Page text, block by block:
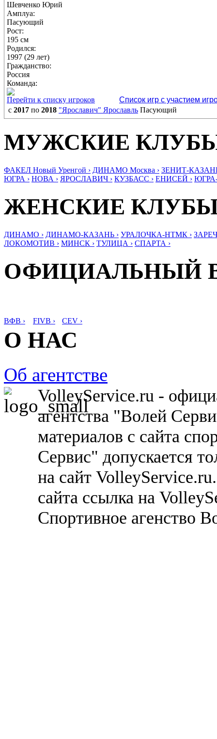
Шевченко Юрий
Амплуа:
Пасующий
Рост:
195 см
Родился:
1997 (29 лет)
Гражданство:
Россия
Команда:
Перейти к списку игроков
Список игр с участием
с 2017 по 2018 "Ярославич" Ярославль Пасующий
МУЖСКИЕ
ФАКЕЛ Новый Уренгой › ДИНАМО Москва › ЗЕНИТ-
ЮГРА › НОВА › ЯРОСЛАВИЧ › КУЗБАСС › ЕНИСЕЙ ›
ЖЕНСКИЕ
ДИНАМО › ДИНАМО-КАЗАНЬ › УРАЛОЧКА-НТМК ›
ЛОКОМОТИВ › МИНСК › ТУЛИЦА › СПАРТА ›
ОФИЦИАЛЬНЫЙ
ВФВ › FIVB › CEV ›
О НАС
Об агентстве
VolleyService.ru -
агентства "Волей
материалов с сайта
Сервис" допускается
на сайт
сайта ссылка на
Спортивное агенство